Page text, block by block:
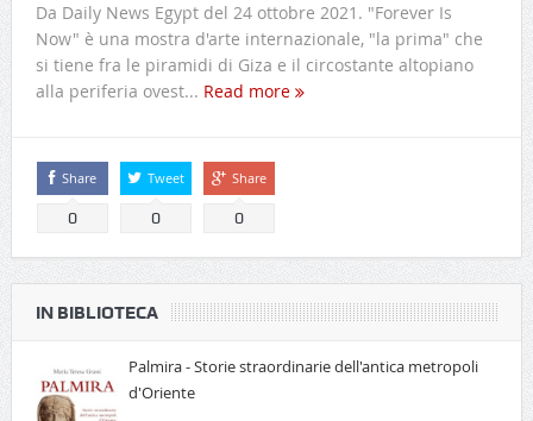
Da Daily News Egypt del 24 ottobre 2021. "Forever Is
Now" è una mostra d'arte internazionale, "la prima" che
si tiene fra le piramidi di Giza e il circostante altopiano
alla periferia ovest... Read more
Share
0
Tweet
0
Share
0
IN BIBLIOTECA
Palmira - Storie straordinarie dell'antica metropoli
d'Oriente